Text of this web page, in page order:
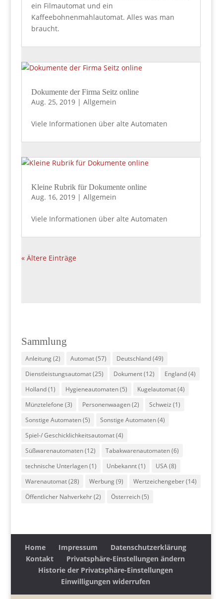
ein Filmautomat und ein
Kaffeebohnenmahlautomat. Alles was man
braucht.
Dokumente der Firma Seitz online
Aug. 25, 2019| Allgemein
Viele Informationen über alte Automaten
Kleine Rubrik für Dokumente online
Aug. 16, 2019| Allgemein
Viele Informationen über alte Automaten
« Ältere Einträge
Sammlung
Anleitung(2) Automat(57) Deutschland(49)
Dienstleistungsautomat(25) Dokument(12) England(4)
Holland(1) Hygieneautomaten(5) Kugelautomat(4)
Münztelefone (3) Personenwaagen(2) Schweiz (1)
Sonstige Automaten(5) Sonstige Automaten(4)
Spiel-/ Geschicklichkeitsautomat(4)
Süßwarenautomaten(12) Tabakwarenautomaten(6)
technische Unterlagen(1) Unbekannt(1) USA(8)
Warenautomat(28) Werbung(9) Wertzeichengeber(14)
Öffentlicher Nahverkehr(2) Österreich(5)
Home Impressum
Datenschutzerklärung
Kontakt
Privatsphäre-Einstellungen ändern
Historie der Privatsphäre-Einstellungen
Einwilligungen widerrufen